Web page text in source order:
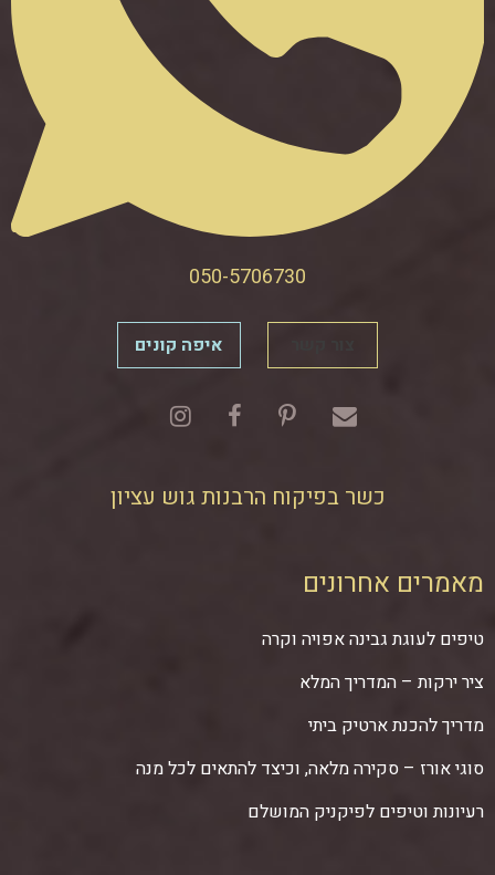
050-5706730
איפה קונים
כשר בפיקוח הרבנות גוש עציון
מאמרים אחרונים
טיפים לעוגת גבינה אפויה וקרה
ציר ירקות – המדריך המלא
מדריך להכנת ארטיק ביתי
סוגי אורז – סקירה מלאה, וכיצד להתאים לכל מנה
רעיונות וטיפים לפיקניק המושלם